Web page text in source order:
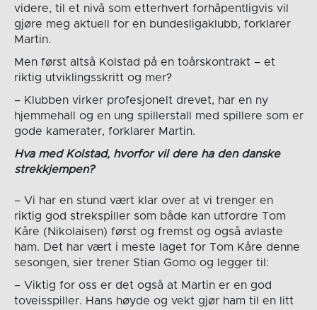
videre, til et nivå som etterhvert forhåpentligvis vil
gjøre meg aktuell for en bundesligaklubb, forklarer
Martin.
Men først altså Kolstad på en toårskontrakt – et
riktig utviklingsskritt og mer?
– Klubben virker profesjonelt drevet, har en ny
hjemmehall og en ung spillerstall med spillere som er
gode kamerater, forklarer Martin.
Hva med Kolstad, hvorfor vil dere ha den danske
strekkjempen?
– Vi har en stund vært klar over at vi trenger en
riktig god strekspiller som både kan utfordre Tom
Kåre (Nikolaisen) først og fremst og også avlaste
ham. Det har vært i meste laget for Tom Kåre denne
sesongen, sier trener Stian Gomo og legger til:
– Viktig for oss er det også at Martin er en god
toveisspiller. Hans høyde og vekt gjør ham til en litt